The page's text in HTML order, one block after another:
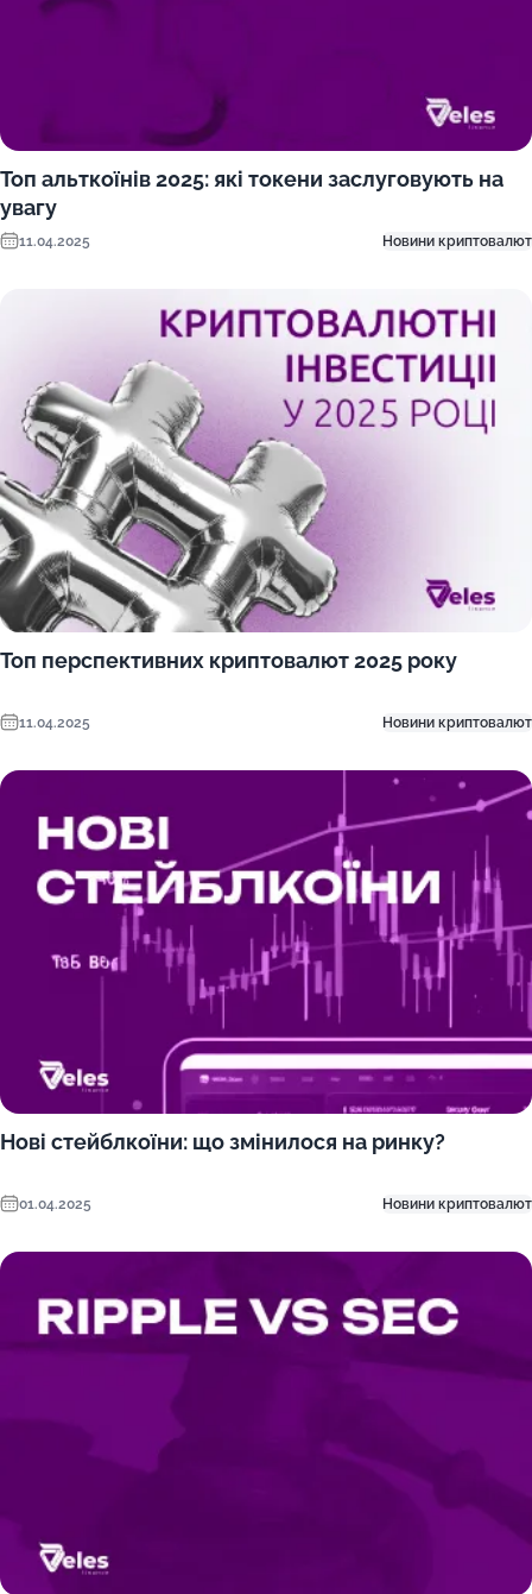
Топ альткоїнів 2025: які токени заслуговують на
увагу
11.04.2025 Новини криптовалют
Топ перспективних криптовалют 2025 року
11.04.2025 Новини криптовалют
Нові стейблкоїни: що змінилося на ринку?
01.04.2025 Новини криптовалют